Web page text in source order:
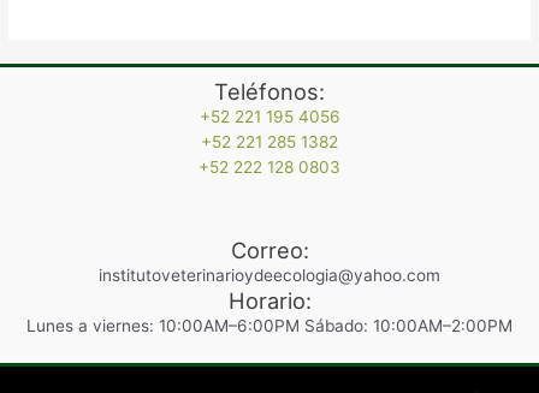
Teléfonos:
+52 221 195 4056
+52 221 285 1382
+52 222 128 0803
Correo:
institutoveterinarioydeecologia@yahoo.com
Horario:
Lunes a viernes: 10:00AM–6:00PM Sábado: 10:00AM–2:00PM